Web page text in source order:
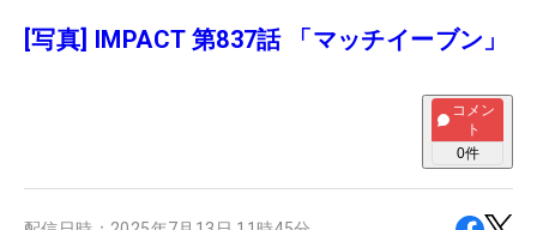
[写真] IMPACT 第837話 「マッチイーブン」
コメン
ト
0件